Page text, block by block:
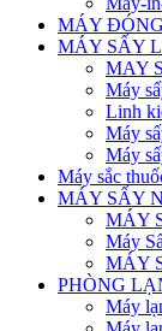
MÁY
MÁY SẤY
MAY
Máy
Linh
Máy
Máy
Máy sắc
MÁY SẤY
MÁY
Máy
MÁY
PHÒNG
Máy